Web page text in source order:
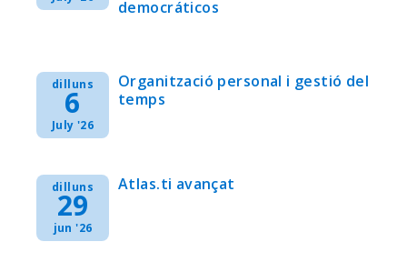
democráticos
dilluns
6
July '26
Organització personal i gestió del
temps
dilluns
29
jun '26
Atlas.ti avançat